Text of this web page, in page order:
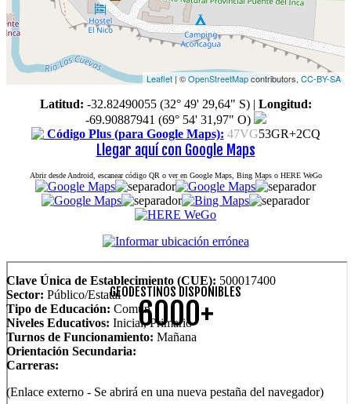
Leaflet | ©OpenStreetMapcontributors, CC-BY-SA
Latitud: -32.82490055 (32° 49' 29,64" S)| Longitud:
-69.90887941 (69° 54' 31,97" O)
Código Plus (para Google Maps): 47VG53GR+2CQ
Llegar aquí con Google Maps
Abrir desde Android, escanear código QR o ver en Google Maps, Bing Maps o HERE WeGo
Clave Única de Establecimiento (CUE): 500017400
Sector: Público/Estatal
Tipo de Educación: Común
Niveles Educativos: Inicial, Primario
Turnos de Funcionamiento: Mañana
Orientación Secundaria:
Carreras:
(Enlace externo - Se abrirá en una nueva pestaña del navegador)
GEODESTINOS DISPONIBLES
6000+